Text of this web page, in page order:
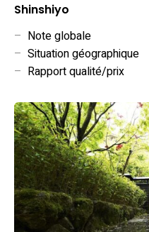
Shinshiyo
– Note globale
– Situation géographique
– Rapport qualité/prix